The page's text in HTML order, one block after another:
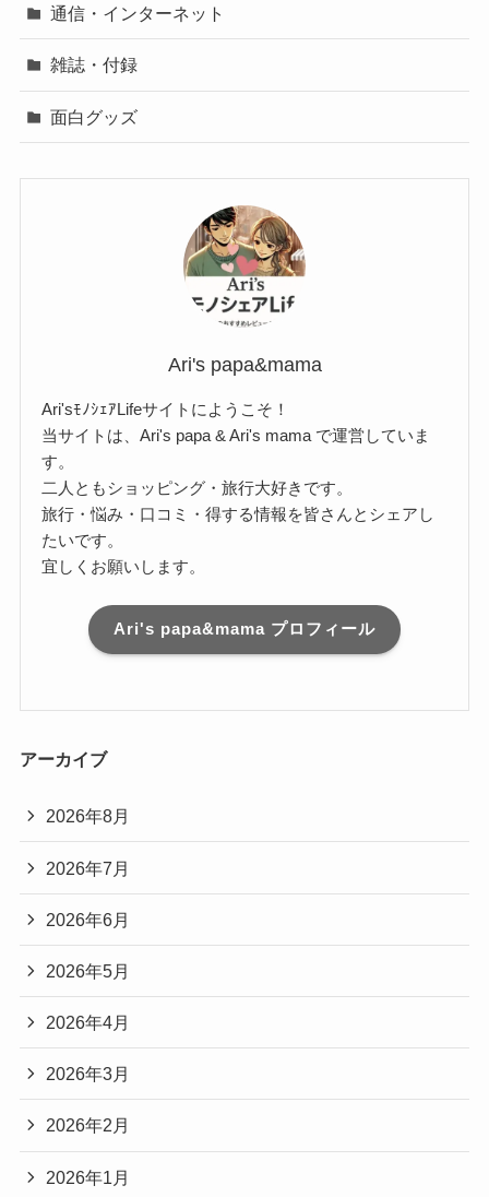
通信・インターネット
雑誌・付録
面白グッズ
Ari's papa&mama
Ari'sﾓﾉｼｪｱLifeサイトにようこそ！
当サイトは、Ari's papa & Ari's mama で運営していま
す。
二人ともショッピング・旅行大好きです。
旅行・悩み・口コミ・得する情報を皆さんとシェアし
たいです。
宜しくお願いします。
Ari's papa&mama プロフィール
アーカイブ
2026年8月
2026年7月
2026年6月
2026年5月
2026年4月
2026年3月
2026年2月
2026年1月